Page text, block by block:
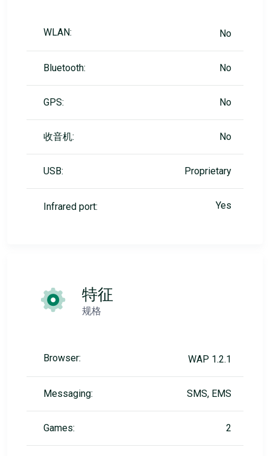
WLAN: No
Bluetooth: No
GPS: No
收音机: No
USB: Proprietary
Infrared port: Yes
特征
规格
Browser: WAP 1.2.1
Messaging: SMS, EMS
Games: 2